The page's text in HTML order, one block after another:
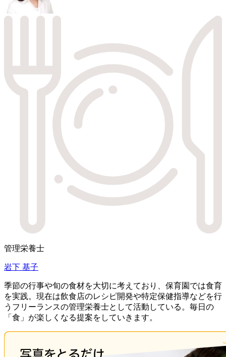
管理栄養士
岩下 基子
季節の行事や旬の食材を大切に考えており、保育園では食育
を実践。現在は飲食店のレシピ開発や特定保健指導などを行
うフリーランスの管理栄養士として活動している。毎日の
「食」が楽しくなる提案をしていきます。